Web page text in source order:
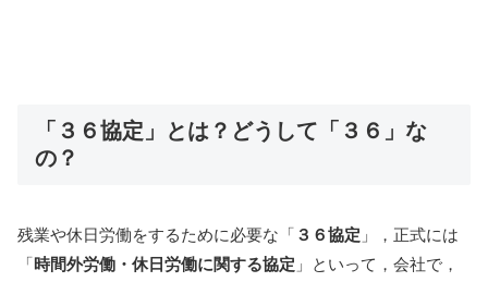
「３６協定」とは？どうして「３６」な
の？
残業や休日労働をするために必要な「 ３６協定 」，正式には
「時間外労働・休日労働に関する協定 」といって，会社で，